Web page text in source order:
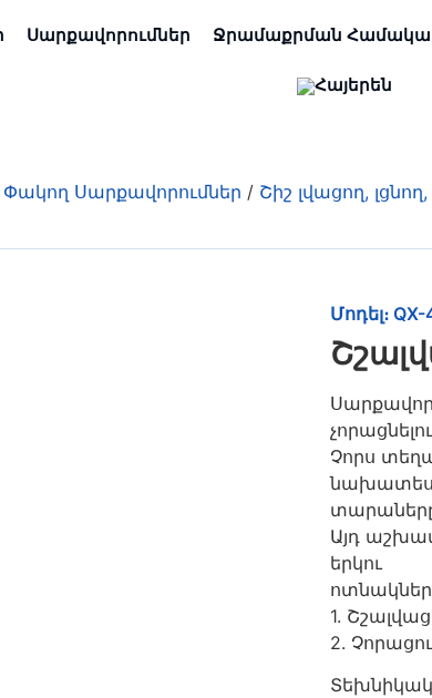
Սարքավորումներ Ջրամաքրման
Փակող Սարքավորումներ / Շիշ լվացող,
Մոդել։ QX-
Չորս
տարաները
Այդ
երկու
1.
2.